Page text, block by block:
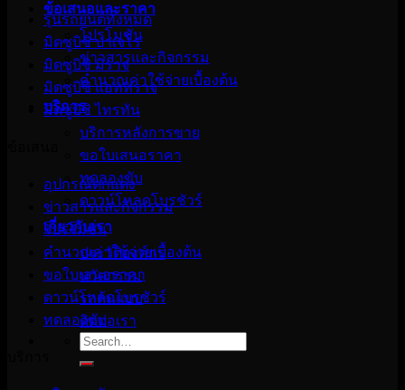
ข้อเสนอและราคา
โปรโมชั่น
ข่าวสารและกิจกรรม
คำนวณค่าใช้จ่ายเบื้องต้น
บริการ
บริการหลังการขาย
ขอใบเสนอราคา
ทดลองขับ
ดาวน์โหลดโบรชัวร์
เกี่ยวกับเรา
ประวัติองค์กร
นวัตกรรม
รถต้นแบบ
ติดต่อเรา
Search
for:
รุ่นรถยนต์ทั้งหมด
มิตซูบิชิ ปาเจโร
มิตซูบิชิ มิราจ
มิตซูบิชิ แอททราจ
มิตซูบิชิ ไทรทัน
อุปกรณ์ตกแต่ง
ข่าวสารและกิจกรรม
โปรโมชั่น
คำนวณค่าใช้จ่ายเบื้องต้น
ขอใบเสนอราคา
ดาวน์โหลดโบรชัวร์
ทดลองขับ